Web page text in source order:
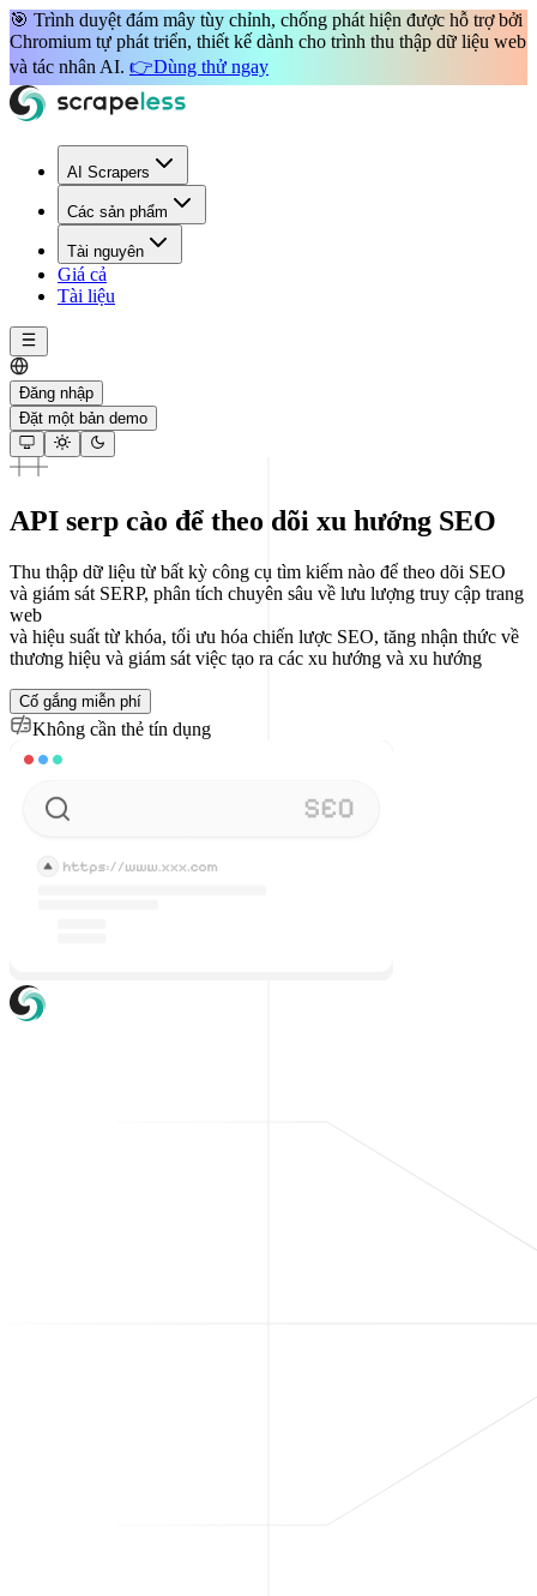
🎯 Trình duyệt đám mây tùy chỉnh, chống phát hiện được hỗ trợ bởi
Chromium tự phát triển, thiết kế dành cho trình thu thập dữ liệu web
và tác nhân AI. 👉Dùng thử ngay
AI Scrapers
Các sản phẩm
Tài nguyên
Giá cả
Tài liệu
Đăng nhập
Đặt một bản demo
API serp cào để theo dõi xu hướng SEO
Thu thập dữ liệu từ bất kỳ công cụ tìm kiếm nào để theo dõi SEO
và giám sát SERP, phân tích chuyên sâu về lưu lượng truy cập trang
web
và hiệu suất từ ​​khóa, tối ưu hóa chiến lược SEO, tăng nhận thức về
thương hiệu và giám sát việc tạo ra các xu hướng và xu hướng
Cố gắng miễn phí
Không cần thẻ tín dụng